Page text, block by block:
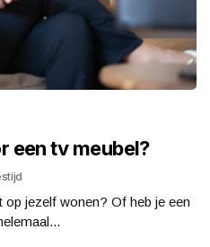
een tv meubel?
op jezelf wonen? Of heb je een